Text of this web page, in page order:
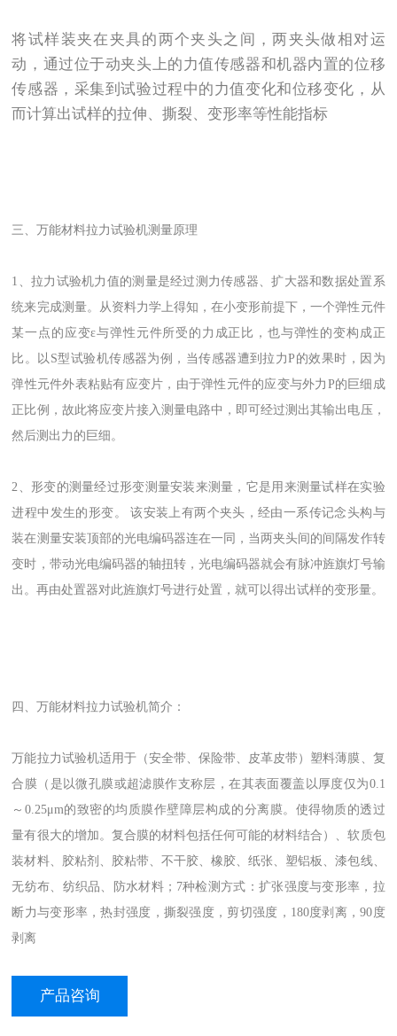
将试样装夹在夹具的两个夹头之间，两夹头做相对运
动，通过位于动夹头上的力值传感器和机器内置的位移
传感器，采集到试验过程中的力值变化和位移变化，从
而计算出试样的拉伸、撕裂、变形率等性能指标
三、万能材料拉力试验机测量原理
1、拉力试验机力值的测量是经过测力传感器、扩大器和数据处置系
统来完成测量。从资料力学上得知，在小变形前提下，一个弹性元件
某一点的应变ε与弹性元件所受的力成正比，也与弹性的变构成正
比。以S型试验机传感器为例，当传感器遭到拉力P的效果时，因为
弹性元件外表粘贴有应变片，由于弹性元件的应变与外力P的巨细成
正比例，故此将应变片接入测量电路中，即可经过测出其输出电压，
然后测出力的巨细。
2、形变的测量经过形变测量安装来测量，它是用来测量试样在实验
进程中发生的形变。 该安装上有两个夹头，经由一系传记念头构与
装在测量安装顶部的光电编码器连在一同，当两夹头间的间隔发作转
变时，带动光电编码器的轴扭转，光电编码器就会有脉冲旌旗灯号输
出。再由处置器对此旌旗灯号进行处置，就可以得出试样的变形量。
四、万能材料拉力试验机简介：
万能拉力试验机适用于（安全带、保险带、皮革皮带）塑料薄膜、复
合膜（是以微孔膜或超滤膜作支称层，在其表面覆盖以厚度仅为0.1
～0.25μm的致密的均质膜作壁障层构成的分离膜。使得物质的透过
量有很大的增加。复合膜的材料包括任何可能的材料结合）、软质包
装材料、胶粘剂、胶粘带、不干胶、橡胶、纸张、塑铝板、漆包线、
无纺布、纺织品、防水材料；7种检测方式：扩张强度与变形率，拉
断力与变形率，热封强度，撕裂强度，剪切强度，180度剥离，90度
剥离
产品咨询